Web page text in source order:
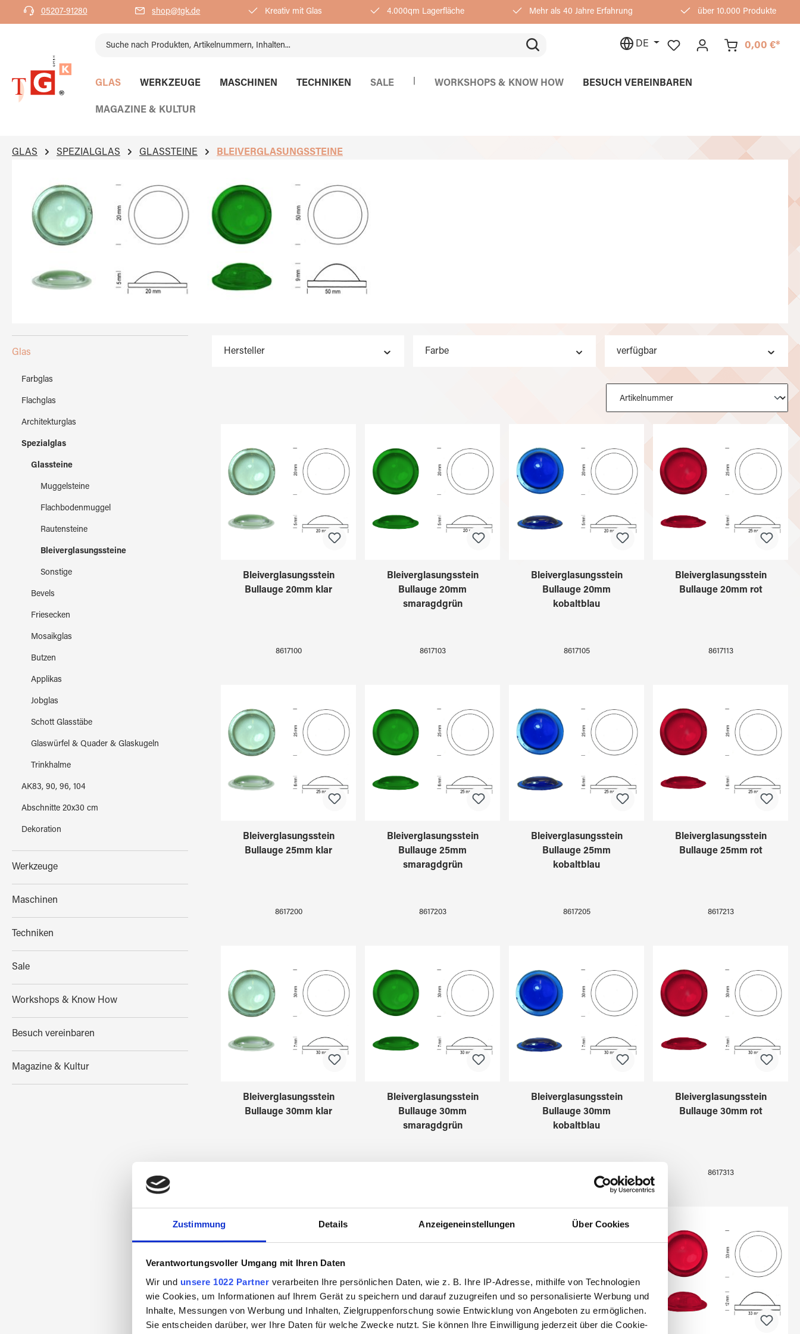
Zustimmung Details Anzeigeneinstellungen Über Cookies
Verantwortungsvoller Umgang mit Ihren Daten
Wir und unsere 1022 Partner verarbeiten Ihre persönlichen Daten, wie z. B. Ihre IP-Adresse, mithilfe von Technologien
wie Cookies, um Informationen auf Ihrem Gerät zu speichern und darauf zuzugreifen und so personalisierte Werbung und
Inhalte, Messungen von Werbung und Inhalten, Zielgruppenforschung sowie Entwicklung von Angeboten zu ermöglichen.
Sie entscheiden darüber, wer Ihre Daten für welche Zwecke nutzt. Sie können Ihre Einwilligung jederzeit über die Cookie-
Zur Hauptnavigation springen
05207-91280 shop@tgk.de Kreativ mit Glas 4.000qm Lagerfläche Mehr als 40 Jahre Erfahrung über 10.000 Produkte
DE 0,00 €*
GLAS WERKZEUGE MASCHINEN TECHNIKEN SALE WORKSHOPS & KNOW HOW BESUCH VEREINBAREN
MAGAZINE & KULTUR
GLAS SPEZIALGLAS GLASSTEINE BLEIVERGLASUNGSSTEINE
Glas
Farbglas
Flachglas
Architekturglas
Spezialglas
Glassteine
Muggelsteine
Flachbodenmuggel
Rautensteine
Bleiverglasungssteine
Sonstige
Bevels
Friesecken
Mosaikglas
Butzen
Applikas
Jobglas
Schott Glasstäbe
Glaswürfel & Quader & Glaskugeln
Trinkhalme
AK83, 90, 96, 104
Abschnitte 20x30 cm
Dekoration
Werkzeuge
Maschinen
Techniken
Sale
Workshops & Know How
Besuch vereinbaren
Magazine & Kultur
Hersteller Farbe verfügbar
Bleiverglasungsstein
Bullauge 20mm klar
8617100
Bleiverglasungsstein
Bullauge 20mm
smaragdgrün
8617103
Bleiverglasungsstein
Bullauge 20mm
kobaltblau
8617105
Bleiverglasungsstein
Bullauge 20mm rot
8617113
Bleiverglasungsstein
Bullauge 25mm klar
8617200
Bleiverglasungsstein
Bullauge 25mm
smaragdgrün
8617203
Bleiverglasungsstein
Bullauge 25mm
kobaltblau
8617205
Bleiverglasungsstein
Bullauge 25mm rot
8617213
Bleiverglasungsstein
Bullauge 30mm klar
Bleiverglasungsstein
Bullauge 30mm
smaragdgrün
Bleiverglasungsstein
Bullauge 30mm
kobaltblau
Bleiverglasungsstein
Bullauge 30mm rot
8617313